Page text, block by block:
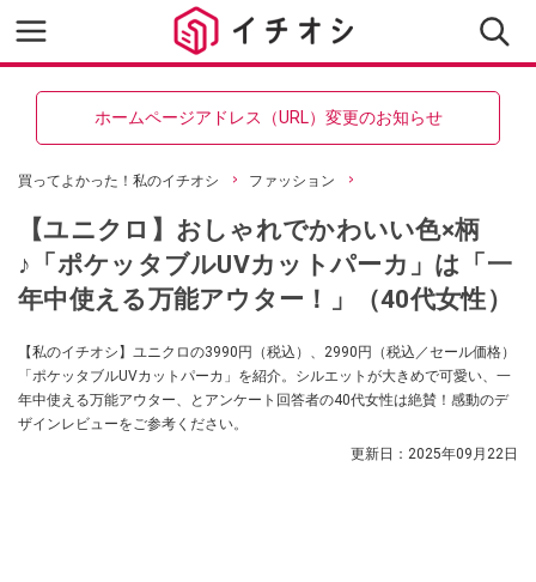
ホームページアドレス（URL）変更のお知らせ
買ってよかった！私のイチオシ ファッション
【ユニクロ】おしゃれでかわいい色×柄
♪「ポケッタブルUVカットパーカ」は「一
年中使える万能アウター！」（40代女性）
【私のイチオシ】ユニクロの3990円（税込）、2990円（税込／セール価格）
「ポケッタブルUVカットパーカ」を紹介。シルエットが大きめで可愛い、一
年中使える万能アウター、とアンケート回答者の40代女性は絶賛！感動のデ
ザインレビューをご参考ください。
更新日： 2025年09月22日